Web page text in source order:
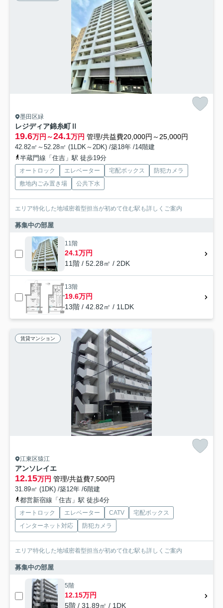
墨田区緑
レジディア錦糸町Ⅱ
19.6万円～24.1万円 管理/共益費20,000円～25,000円
42.82㎡～52.28㎡ (1LDK～2DK) /築18年 /14階建
半蔵門線「住吉」駅 徒歩19分
オートロック エレベーター 宅配ボックス
防犯カメラ
敷地内ごみ置き場
公共下水
エリア特化した地域密着型担当が初めて住む駅も詳しくご案内
募集中の部屋
11階
24.1万円
11階 / 52.28㎡ / 2DK
13階
19.6万円
13階 / 42.82㎡ / 1LDK
賃貸マンション
江東区猿江
アンソレイエ
12.15万円 管理/共益費7,500円
31.89㎡ (1DK) /築12年 /6階建
都営新宿線「住吉」駅 徒歩4分
オートロック エレベーター CATV
宅配ボックス
インターネット対応
防犯カメラ
エリア特化した地域密着型担当が初めて住む駅も詳しくご案内
募集中の部屋
5階
12.15万円
5階 / 31.89㎡ / 1DK